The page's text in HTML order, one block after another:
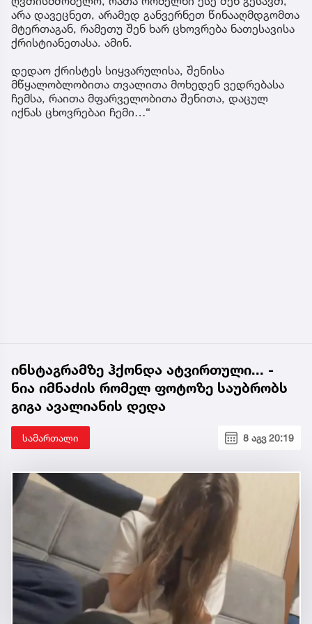
არა დავეცნეთ, არამედ განვერნეთ წინააღმდგომთა
მტერთაგან, რამეთუ შენ ხარ ცხოვრება ნათესავისა
ქრისტიანეთასა. ამინ.
დედაო ქრისტეს სიყვარულისა, შენისა
მწყალობლობითა თვალითა მოხედენ ვედრებასა
ჩემსა, რაითა მფარველობითა შენითა, დაცულ
იქნას ცხოვრებაი ჩემი…“
ინსტაგრამზე ჰქონდა ატვირთული... -
ნია იმნაძის რომელ ფოტოზე საუბრობს
გიგა ავალიანის დედა
სამართალი 8 აგვ 20:19